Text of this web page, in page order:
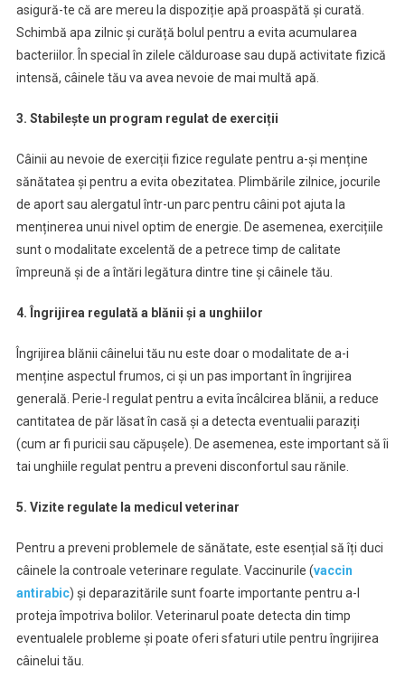
asigură-te că are mereu la dispoziție apă proaspătă și curată.
Schimbă apa zilnic și curăță bolul pentru a evita acumularea
bacteriilor. În special în zilele călduroase sau după activitate fizică
intensă, câinele tău va avea nevoie de mai multă apă.
3. Stabilește un program regulat de exerciții
Câinii au nevoie de exerciții fizice regulate pentru a-și menține
sănătatea și pentru a evita obezitatea. Plimbările zilnice, jocurile
de aport sau alergatul într-un parc pentru câini pot ajuta la
menținerea unui nivel optim de energie. De asemenea, exercițiile
sunt o modalitate excelentă de a petrece timp de calitate
împreună și de a întări legătura dintre tine și câinele tău.
4. Îngrijirea regulată a blănii și a unghiilor
Îngrijirea blănii câinelui tău nu este doar o modalitate de a-i
menține aspectul frumos, ci și un pas important în îngrijirea
generală. Perie-l regulat pentru a evita încâlcirea blănii, a reduce
cantitatea de păr lăsat în casă și a detecta eventualii paraziți
(cum ar fi puricii sau căpușele). De asemenea, este important să îi
tai unghiile regulat pentru a preveni disconfortul sau rănile.
5. Vizite regulate la medicul veterinar
Pentru a preveni problemele de sănătate, este esențial să îți duci
câinele la controale veterinare regulate. Vaccinurile (vaccin
antirabic) și deparazitările sunt foarte importante pentru a-l
proteja împotriva bolilor. Veterinarul poate detecta din timp
eventualele probleme și poate oferi sfaturi utile pentru îngrijirea
câinelui tău.